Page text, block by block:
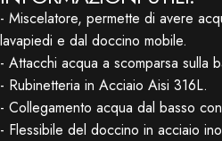
- Miscelatore, permette di avere
lavapiedi e dal doccino mobile.
- Attacchi acqua a scomparsa sulla
- Rubinetteria in Acciaio Aisi 316L.
- Collegamento acqua dal basso
- Flessibile del doccino in acciaio